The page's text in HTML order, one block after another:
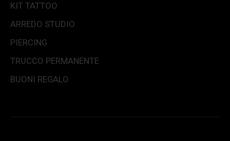
KIT TATTOO
ARREDO STUDIO
PIERCING
TRUCCO PERMANENTE
BUONI REGALO